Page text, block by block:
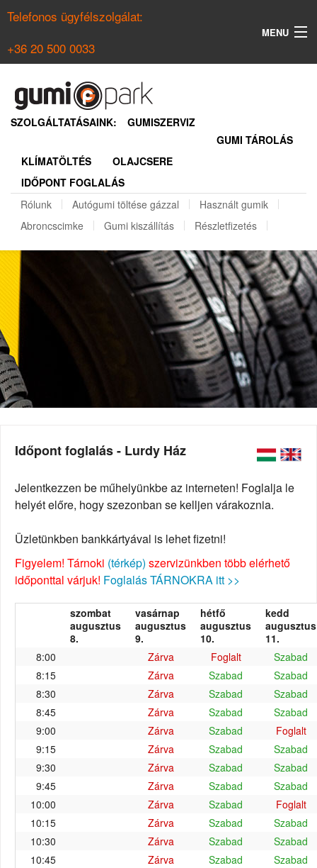
Telefonos ügyfélszolgálat:
+36 20 500 0033
MENU
NYÁRI GUMI KERESŐ
REGISZTRÁCIÓ
SZOLGÁLTATÁSAINK:
GUMISZERVIZ
GUMI TÁROLÁS
KLÍMATÖLTÉS
OLAJCSERE
IDŐPONT FOGLALÁS
Rólunk
Autógumi töltése gázzal
Használt gumik
Abroncscimke
Gumi kiszállítás Részletfizetés
Időpont foglalás - Lurdy Ház
Jelentkezzen be műhelyünkbe az interneten! Foglalja le
helyét előre, hogy szezonban se kelljen várakoznia.
Üzletünkben bankkártyával is lehet fizetni!
Figyelem! Tárnoki (térkép) szervizünkben több elérhető
időponttal várjuk! Foglalás TÁRNOKRA itt >>
szombat
augusztus
8.
vasárnap
augusztus
9.
hétfő
augusztus
10.
kedd
augusztus
11.
8:00
Zárva Foglalt
Szabad
8:15
Zárva Szabad
Szabad
8:30
Zárva Szabad
Szabad
8:45
Zárva Szabad
Szabad
9:00
Zárva Szabad
Foglalt
9:15
Zárva Szabad
Szabad
9:30
Zárva Szabad
Szabad
9:45
Zárva Szabad
Szabad
10:00
Zárva Szabad
Foglalt
10:15
Zárva Szabad
Szabad
10:30
Zárva Szabad
Szabad
10:45
Zárva Szabad
Szabad